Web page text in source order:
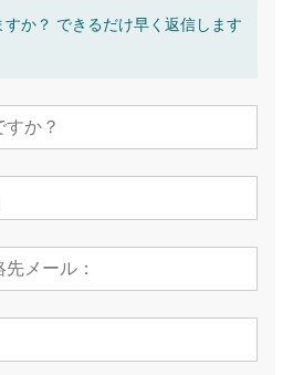
か？ できるだけ早く返信します